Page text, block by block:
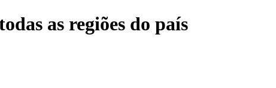
as regiões do país